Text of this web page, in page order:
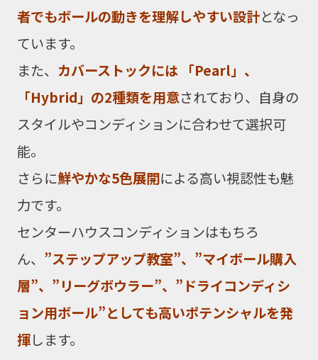
者でもボールの動きを理解しやすい設計となっ
ています。
また、 カバーストックには 「Pearl」、
「Hybrid」の2種類を用意されており、自身の
スタイルやコンディションに合わせて選択可
能。
さらに鮮やかな5色展開による高い視認性も魅
力です。
センターハウスコンディションはもちろ
ん、 ”ステップアップ教室”、”マイボール購入
層”、”リーグボウラー”、”ドライコンディシ
ョン用ボール”としても高いポテンシャルを発
揮します。